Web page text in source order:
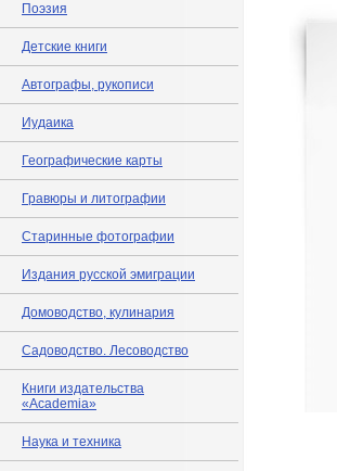
Поэзия
Детские книги
Автографы, рукописи
Иудаика
Географические карты
Гравюры и литографии
Старинные фотографии
Издания русской эмиграции
Домоводство, кулинария
Садоводство. Лесоводство
Книги издательства
«Academia»
Наука и техника